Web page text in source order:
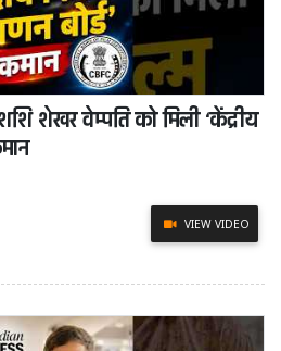
शेखर वेम्पति को मिली ‘केंद्रीय
VIEW VIDEO